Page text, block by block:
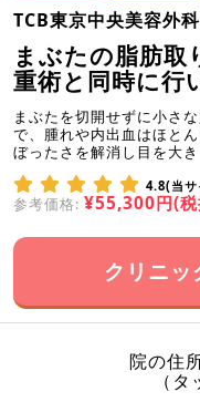
TCB東京中央美容外科
まぶたの脂肪
重術と同時に行
まぶたを切開せずに小さ
で、腫れや内出血はほと
ぼったさを解消し目を大
4.8(当サ
参考価格: ¥55,300円(
クリニ
院の住
（